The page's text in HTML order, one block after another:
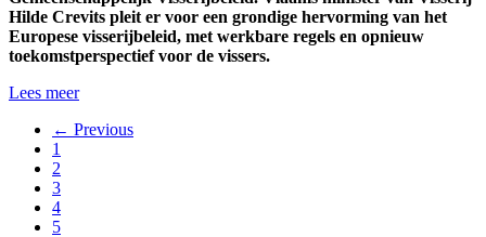
Hilde Crevits pleit er voor een grondige hervorming van het
Europese visserijbeleid, met werkbare regels en opnieuw
toekomstperspectief voor de vissers.
Lees meer
← Previous
1
2
3
4
5